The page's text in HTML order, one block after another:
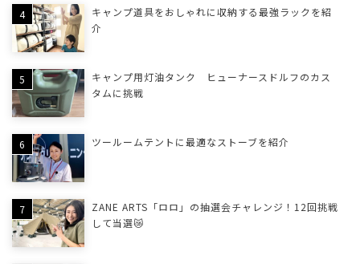
キャンプ道具をおしゃれに収納する最強ラックを紹
介
キャンプ用灯油タンク ヒューナースドルフのカス
タムに挑戦
ツールームテントに最適なストーブを紹介
ZANE ARTS「ロロ」の抽選会チャレンジ！12回挑戦
して当選😿